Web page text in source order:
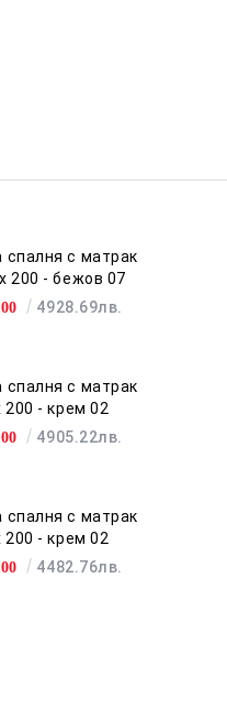
спалня с матрак
200 - бежов 07
4928.69лв.
спалня с матрак
200 - крем 02
4905.22лв.
спалня с матрак
200 - крем 02
4482.76лв.